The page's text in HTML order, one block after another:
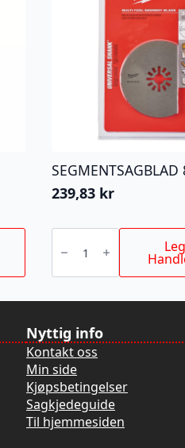
239,83 kr
SEGMENTSAGBLAD
antall
Nyttig info
Kontakt oss
Min side
Kjøpsbetingelser
Sagkjedeguide
Til hjemmesiden